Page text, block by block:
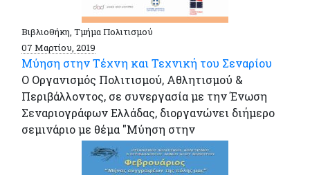
Βιβλιοθήκη, Τμήμα Πολιτισμού
07 Μαρτίου, 2019
Μύηση στην Τέχνη και Τεχνική του Σεναρίου
Ο Οργανισμός Πολιτισμού, Αθλητισμού &
Περιβάλλοντος, σε συνεργασία με την Ένωση
Σεναριογράφων Ελλάδας, διοργανώνει διήμερο
σεμινάριο με θέμα "Μύηση στην